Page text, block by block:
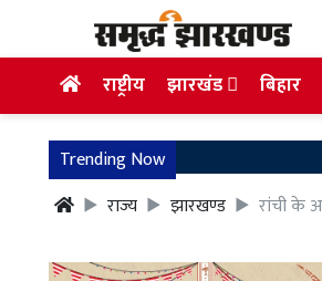
राष्ट्रीय झारखंड बिहार
Trending Now
राज्य
झारखण्ड रांची के